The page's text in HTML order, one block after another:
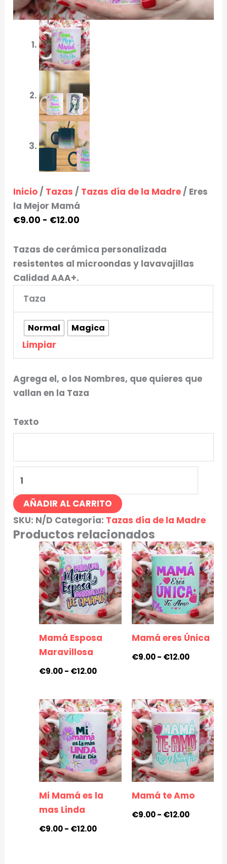
Inicio/ Tazas / Tazas día de la Madre/ Eres
la Mejor Mamá
€9.00 - €12.00
Tazas de cerámica personalizada
resistentes al microondas y lavavajillas
Calidad AAA+.
Taza
Normal Magica
Limpiar
Agrega el, o los Nombres, que quieres que
vallan en la Taza
Texto
AÑADIR AL CARRITO
SKU: N/D Categoría: Tazas día de la Madre
Productos relacionados
Mamá Esposa
Maravillosa
€9.00- €12.00
Rango
de
precios:
desde
€9.00
hasta
€12.00
Mamá eres Única
€9.00 - €12.00
Rango
de
precios:
desde
€9.00
hasta
€12.00
Mi Mamá es la
mas Linda
€9.00- €12.00
Rango
de
precios:
desde
€9.00
hasta
€12.00
Mamá te Amo
€9.00 - €12.00
Rango
de
precios:
desde
€9.00
hasta
€12.00